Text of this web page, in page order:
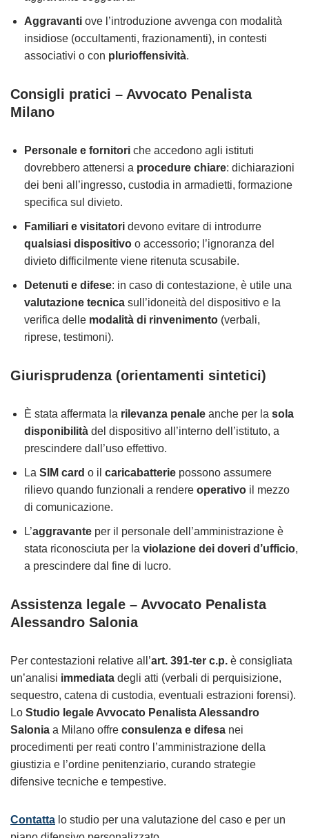
Aggravanti ove l’introduzione avvenga con modalità
insidiose (occultamenti, frazionamenti), in contesti
associativi o con plurioffensività.
Consigli pratici – Avvocato Penalista
Milano
Personale e fornitori che accedono agli istituti
dovrebbero attenersi a procedure chiare: dichiarazioni
dei beni all’ingresso, custodia in armadietti, formazione
specifica sul divieto.
Familiari e visitatori devono evitare di introdurre
qualsiasi dispositivo o accessorio; l’ignoranza del
divieto difficilmente viene ritenuta scusabile.
Detenuti e difese: in caso di contestazione, è utile una
valutazione tecnica sull’idoneità del dispositivo e la
verifica delle modalità di rinvenimento (verbali,
riprese, testimoni).
Giurisprudenza (orientamenti sintetici)
È stata affermata la rilevanza penale anche per la sola
disponibilità del dispositivo all’interno dell’istituto, a
prescindere dall’uso effettivo.
La SIM card o il caricabatterie possono assumere
rilievo quando funzionali a rendere operativo il mezzo
di comunicazione.
L’aggravante per il personale dell’amministrazione è
stata riconosciuta per la violazione dei doveri d’ufficio,
a prescindere dal fine di lucro.
Assistenza legale – Avvocato Penalista
Alessandro Salonia
Per contestazioni relative all’art. 391-ter c.p. è consigliata
un’analisi immediata degli atti (verbali di perquisizione,
sequestro, catena di custodia, eventuali estrazioni forensi).
Lo Studio legale Avvocato Penalista Alessandro
Salonia a Milano offre consulenza e difesa nei
procedimenti per reati contro l’amministrazione della
giustizia e l’ordine penitenziario, curando strategie
difensive tecniche e tempestive.
Contatta lo studio per una valutazione del caso e per un